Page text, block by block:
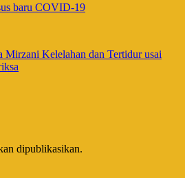
baru COVID-19
Kelelahan dan Tertidur usai
dipublikasikan.